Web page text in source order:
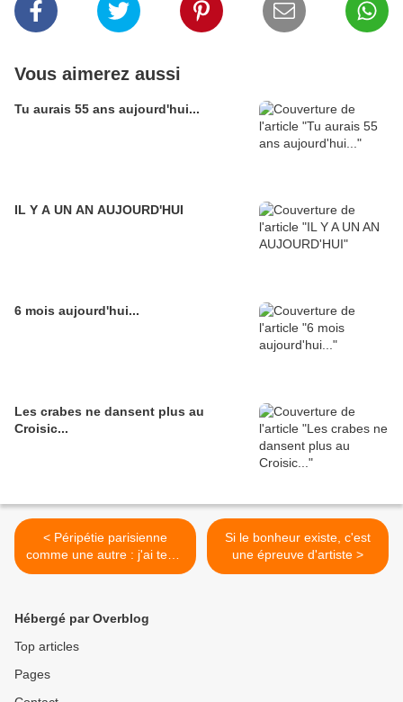
Vous aimerez aussi
Tu aurais 55 ans aujourd'hui...
IL Y A UN AN AUJOURD'HUI
6 mois aujourd'hui...
Les crabes ne dansent plus au
Croisic...
< Péripétie parisienne
comme une autre : j'ai testé
le laser CO2 fractionné !
Si le bonheur existe, c'est
une épreuve d'artiste >
Hébergé par Overblog
Top articles
Pages